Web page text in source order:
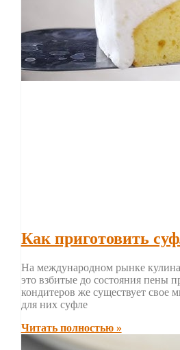
Как приготовить
На международном рынке
это взбитые до состояния пены
кондитеров же существует свое
для них суфле
Читать полностью »